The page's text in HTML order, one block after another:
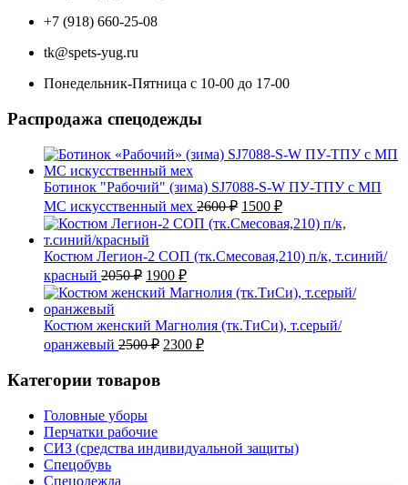
+7 (918) 660-25-08
tk@spets-yug.ru
Понедельник-Пятница с 10-00 до 17-00
Распродажа спецодежды
Ботинок "Рабочий" (зима) SJ7088-S-W ПУ-ТПУ с МП
МС искусственный мех 2600₽ Первоначальная
цена
составляла
2600 ₽.
1500 ₽Текущая
цена:
Костюм Легион-2 СОП (тк.Смесовая,210) п/к, т.синий/
красный 2050₽ Первоначальная
цена
составляла
2050 ₽.
1900 ₽Текущая
цена:
Костюм женский Магнолия (тк.ТиСи), т.серый/
оранжевый 2500₽ Первоначальная
2300 ₽Текущая
Категории товаров
Головные уборы
Перчатки рабочие
СИЗ (средства индивидуальной защиты)
Спецобувь
Спецодежда